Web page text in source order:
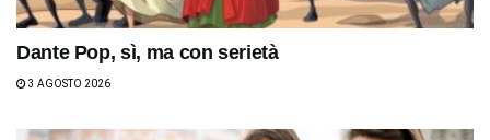
Dante Pop, sì, ma con serietà
3 AGOSTO 2026